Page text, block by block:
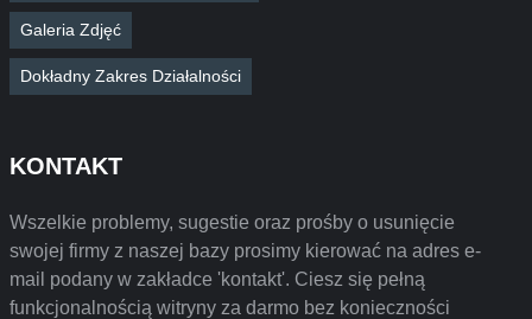
Galeria Zdjęć
Dokładny Zakres Działalności
KONTAKT
Wszelkie problemy, sugestie oraz prośby o usunięcie
swojej firmy z naszej bazy prosimy kierować na adres e-
mail podany w zakładce 'kontakt'. Ciesz się pełną
funkcjonalnością witryny za darmo bez konieczności